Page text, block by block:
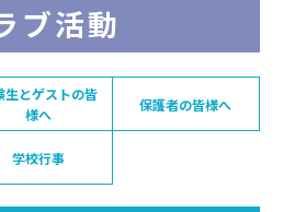
ブ活動
生とゲストの皆
様へ
保護者の皆様へ
学校行事